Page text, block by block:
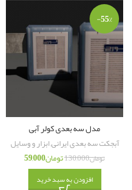
-55%
مدل سه بعدی کولر آبی
آبجکت سه بعدی ایرانی,ابزار و وسایل
تومان130,000تومان59,000
افزودن به سبد خرید